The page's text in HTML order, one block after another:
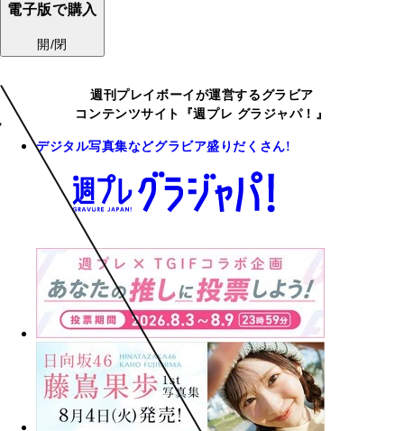
電子版で購入
開/閉
週刊プレイボーイが運営するグラビア
コンテンツサイト『週プレ グラジャパ！』
デジタル写真集などグラビア盛りだくさん!